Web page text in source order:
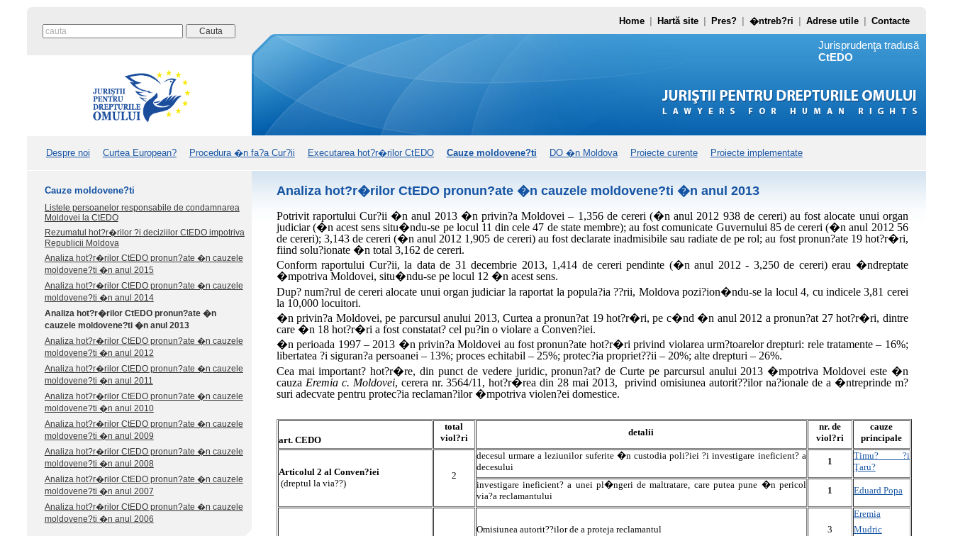
Home Hartă site Pres? �ntreb?ri Adrese utile Contacte
Jurisprudenţa tradusă
CtEDO
Despre noi Curtea European? Procedura �n fa?a Cur?ii Executarea hot?r�rilor CtEDO Cauze moldovene?ti DO �n Moldova Proiecte curente Proiecte implementate
Cauze moldovene?ti
Listele persoanelor responsabile de condamnarea
Moldovei la CtEDO
Rezumatul hot?r�rilor ?i deciziilor CtEDO impotriva
Republicii Moldova
Analiza hot?r�rilor CtEDO pronun?ate �n cauzele
moldovene?ti �n anul 2015
Analiza hot?r�rilor CtEDO pronun?ate �n cauzele
moldovene?ti �n anul 2014
Analiza hot?r�rilor CtEDO pronun?ate �n
cauzele moldovene?ti �n anul 2013
Analiza hot?r�rilor CtEDO pronun?ate �n cauzele
moldovene?ti �n anul 2012
Analiza hot?r�rilor CtEDO pronun?ate �n cauzele
moldovene?ti �n anul 2011
Analiza hot?r�rilor CtEDO pronun?ate �n cauzele
moldovene?ti �n anul 2010
Analiza hot?r�rilor CtEDO pronun?ate �n cauzele
moldovene?ti �n anul 2009
Analiza hot?r�rilor CtEDO pronun?ate �n cauzele
moldovene?ti �n anul 2008
Analiza hot?r�rilor CtEDO pronun?ate �n cauzele
moldovene?ti �n anul 2007
Analiza hot?r�rilor CtEDO pronun?ate �n cauzele
moldovene?ti �n anul 2006
Analiza hot?r�rilor CtEDO pronun?ate �n cauzele moldovene?ti �n anul 2013
Potrivit raportului Cur?ii �n anul 2013 �n privin?a Moldovei – 1,356 de cereri (�n anul 2012 938 de cereri) au fost alocate unui organ
judiciar (�n acest sens situ�ndu-se pe locul 11 din cele 47 de state membre); au fost comunicate Guvernului 85 de cereri (�n anul 2012 56
de cereri); 3,143 de cereri (�n anul 2012 1,905 de cereri) au fost declarate inadmisibile sau radiate de pe rol; au fost pronun?ate 19 hot?r�ri,
fiind solu?ionate �n total 3,162 de cereri.
Conform raportului Cur?ii, la data de 31 decembrie 2013, 1,414 de cereri pendinte (�n anul 2012 - 3,250 de cereri) erau �ndreptate
�mpotriva Moldovei, situ�ndu-se pe locul 12 �n acest sens.
Dup? num?rul de cereri alocate unui organ judiciar la raportat la popula?ia ??rii, Moldova pozi?ion�ndu-se la locul 4, cu indicele 3,81 cerei
la 10,000 locuitori.
�n privin?a Moldovei, pe parcursul anului 2013, Curtea a pronun?at 19 hot?r�ri, pe c�nd �n anul 2012 a pronun?at 27 hot?r�ri, dintre
care �n 18 hot?r�ri a fost constatat? cel pu?in o violare a Conven?iei.
�n perioada 1997 – 2013 �n privin?a Moldovei au fost pronun?ate hot?r�ri privind violarea urm?toarelor drepturi: rele tratamente – 16%;
libertatea ?i siguran?a persoanei – 13%; proces echitabil – 25%; protec?ia propriet??ii – 20%; alte drepturi – 26%.
Cea mai important? hot?r�re, din punct de vedere juridic, pronun?at? de Curte pe parcursul anului 2013 �mpotriva Moldovei este �n
cauza Eremia c. Moldovei, cerera nr. 3564/11, hot?r�rea din 28 mai 2013, privind omisiunea autorit??ilor na?ionale de a �ntreprinde m?
suri adecvate pentru protec?ia reclaman?ilor �mpotriva violen?ei domestice.
art. CEDO
total
viol?ri
detalii
nr. de
viol?ri
cauze
principale
Articolul 2 al Conven?iei
(dreptul la via??)
2
decesul urmare a leziunilor suferite �n custodia poli?iei ?i investigare ineficient? a
decesului
1
Timu? ?i
Ţaru?
investigare ineficient? a unei pl�ngeri de maltratare, care putea pune �n pericol
via?a reclamantului
1 Eduard Popa
Omisiunea autorit??ilor de a proteja reclamantul 3
Eremia
Mudric